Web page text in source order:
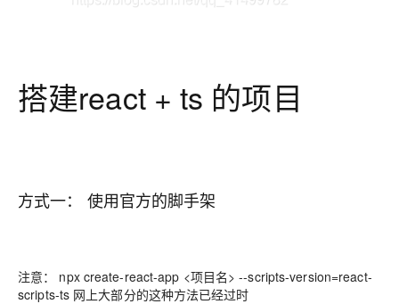
搭建react + ts 的项目
方式一： 使用官方的脚手架
注意： npx create-react-app <项目名> --scripts-version=react-
scripts-ts 网上大部分的这种方法已经过时